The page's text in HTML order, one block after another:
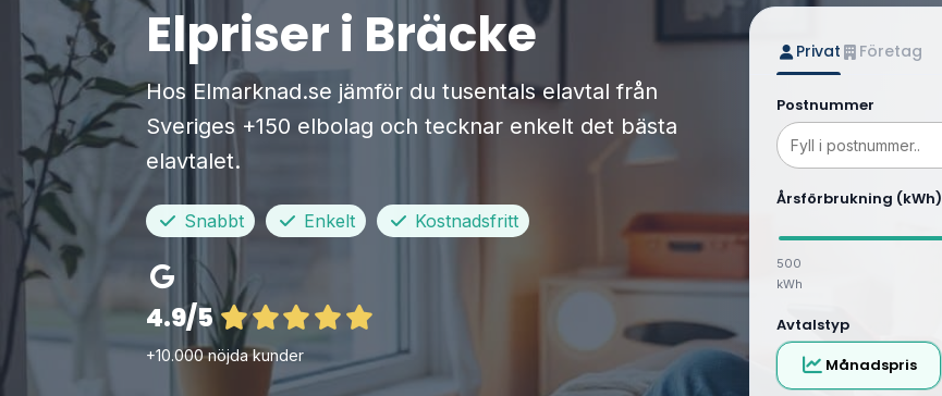
Elpriser i Bräcke
Hos Elmarknad.se jämför du tusentals elavtal från
Sveriges +150 elbolag och tecknar enkelt det bästa
elavtalet.
Snabbt Enkelt Kostnadsfritt
4.9/5
+10.000 nöjda kunder
Privat Företag
Postnummer
Årsförbrukning (kWh)
500
kWh
Avtalstyp
Månadspris